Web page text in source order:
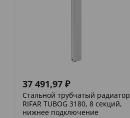
37 491,97 ₽
Стальной трубчатый радиатор
RIFAR TUBOG 3180, 8 секций,
нижнее подключение